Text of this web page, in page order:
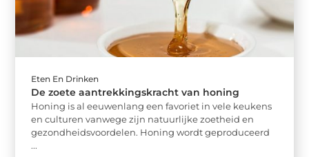
Eten En Drinken
De zoete aantrekkingskracht van honing
Honing is al eeuwenlang een favoriet in vele keukens
en culturen vanwege zijn natuurlijke zoetheid en
gezondheidsvoordelen. Honing wordt geproduceerd
...